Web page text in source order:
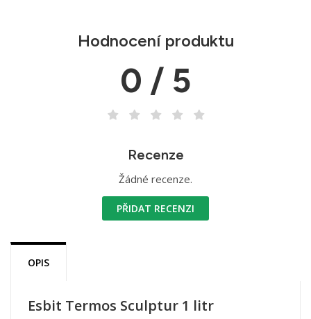
Hodnocení produktu
0 / 5
Recenze
Žádné recenze.
PŘIDAT RECENZI
OPIS
Esbit Termos Sculptur 1 litr